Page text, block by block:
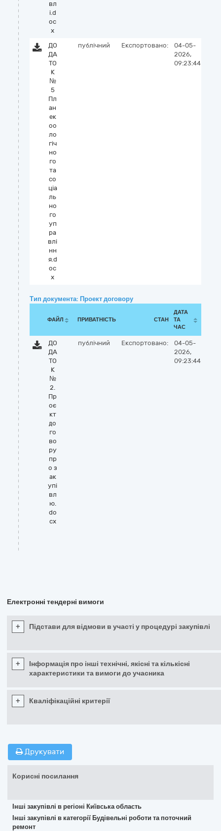
вл
і.d
oc
x
ДО
ДА
ТО
К
№
5
Пл
ан
ек
оо
ло
гіч
но
го
та
со
ціа
ль
но
го
уп
ра
влі
нн
я.d
oc
x
публічний Експортовано:
04-05-
2026,
09:23:44
Тип документа: Проект договору
ФАЙЛ ПРИВАТНІСТЬ СТАН
ДАТА
ТА
ЧАС
ДО
ДА
ТО
К
№
2.
Пр
оє
кт
до
го
во
ру
пр
о з
ак
упі
вл
ю.
do
cx
публічний Експортовано:
04-05-
2026,
09:23:44
Електронні тендерні вимоги
+ Підстави для відмови в участі у процедурі закупівлі
+
Інформація про інші технічні, якісні та кількісні
характеристики та вимоги до учасника
+ Кваліфікаційні критерії
Друкувати
Корисні посилання
Інші закупівлі в регіоні Київська область
Інші закупівлі в категорії Будівельні роботи та поточний
ремонт